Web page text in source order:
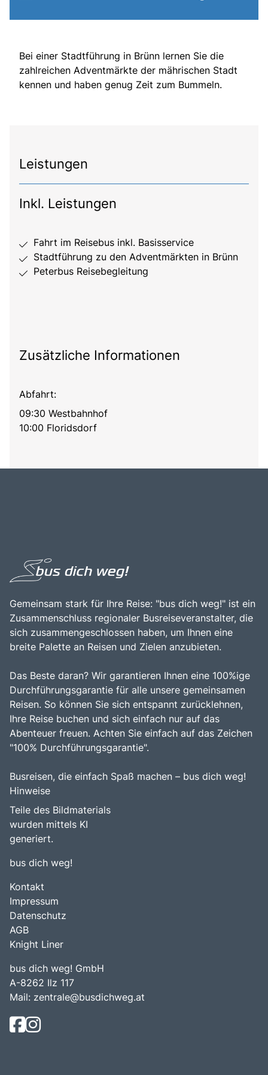
Bei einer Stadtführung in Brünn lernen Sie die
zahlreichen Adventmärkte der mährischen Stadt
kennen und haben genug Zeit zum Bummeln.
Leistungen
Inkl. Leistungen
Fahrt im Reisebus inkl. Basisservice
Stadtführung zu den Adventmärkten in Brünn
Peterbus Reisebegleitung
Zusätzliche Informationen
Abfahrt:
09:30 Westbahnhof
10:00 Floridsdorf
Gemeinsam stark für Ihre Reise: "bus dich weg!" ist ein
Zusammenschluss regionaler Busreiseveranstalter, die
sich zusammengeschlossen haben, um Ihnen eine
breite Palette an Reisen und Zielen anzubieten.
Das Beste daran? Wir garantieren Ihnen eine 100%ige
Durchführungsgarantie für alle unsere gemeinsamen
Reisen. So können Sie sich entspannt zurücklehnen,
Ihre Reise buchen und sich einfach nur auf das
Abenteuer freuen. Achten Sie einfach auf das Zeichen
"100% Durchführungsgarantie".
Busreisen, die einfach Spaß machen – bus dich weg!
Hinweise
Teile des Bildmaterials
wurden mittels KI
generiert.
bus dich weg!
Kontakt
Impressum
Datenschutz
AGB
Knight Liner
bus dich weg! GmbH
A-8262 Ilz 117
Mail: zentrale@busdichweg.at